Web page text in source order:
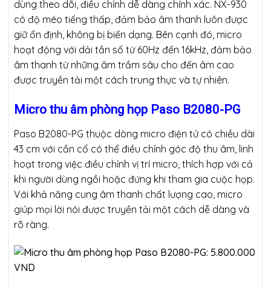
dùng theo dõi, điều chỉnh dễ dàng chính xác. NX-930
có độ méo tiếng thấp, đảm bảo âm thanh luôn được
giữ ổn định, không bị biến dạng. Bên cạnh đó, micro
hoạt động với dải tần số từ 60Hz đến 16kHz, đảm bảo
âm thanh từ những âm trầm sâu cho đến âm cao
được truyền tải một cách trung thực và tự nhiên.
Micro thu âm phòng họp Paso B2080-PG
Paso B2080-PG thuộc dòng micro điện tử có chiều dài
43 cm với cần cổ có thể điều chỉnh góc độ thu âm, linh
hoạt trong việc điều chỉnh vị trí micro, thích hợp với cả
khi người dùng ngồi hoặc đứng khi tham gia cuộc họp.
Với khả năng cung âm thanh chất lượng cao, micro
giúp mọi lời nói được truyền tải một cách dễ dàng và
rõ ràng.